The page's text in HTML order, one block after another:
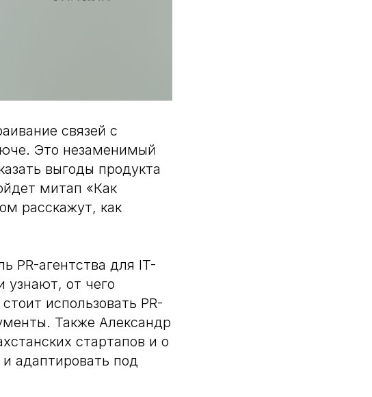
связей с
Это незаменимый
выгоды продукта
митап «Как
расскажут, как
PR-агентства для IT-
узнают, от чего
использовать PR-
Также Александр
стартапов и о
адаптировать под